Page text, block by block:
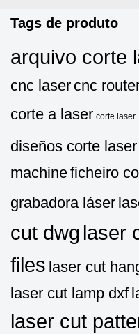
Tags de produto
arquivo corte
cnc laser cnc
corte a laser corte laser
diseños corte laser
machineficheiro
grabadora láser
cut dwg laser
files laser cut
laser cut lamp dxf
laser cut